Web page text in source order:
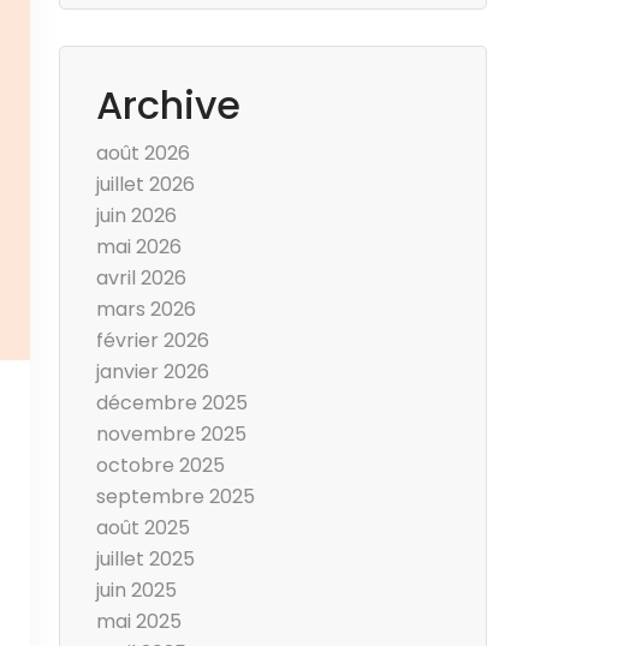
Archive
août 2026
juillet 2026
juin 2026
mai 2026
avril 2026
mars 2026
février 2026
janvier 2026
décembre 2025
novembre 2025
octobre 2025
septembre 2025
août 2025
juillet 2025
juin 2025
mai 2025